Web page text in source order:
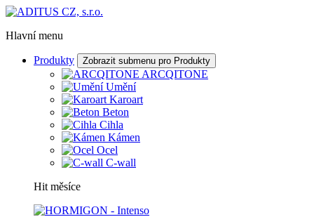
Hlavní menu
Produkty Zobrazit submenu pro Produkty
ARCQITONE
Umění
Karoart
Beton
Cihla
Kámen
Ocel
C-wall
Hit měsíce